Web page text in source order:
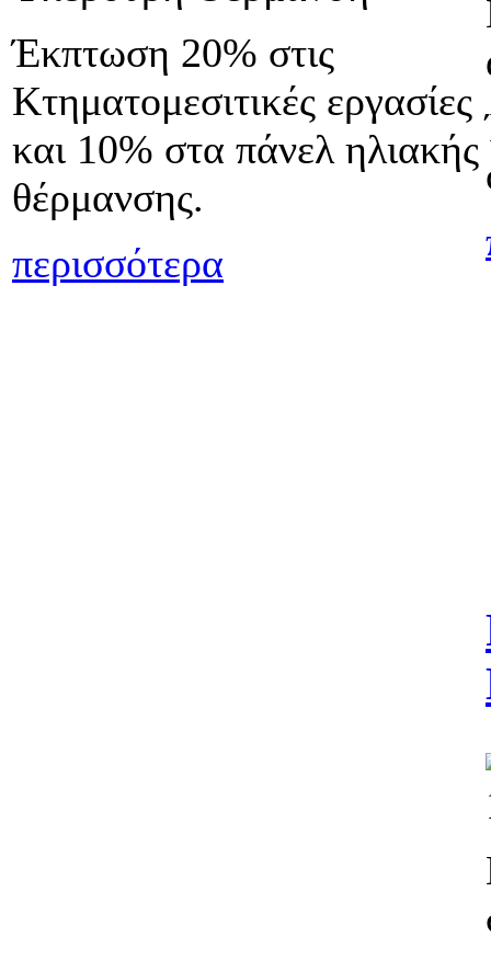
Έκπτωση 20% στις
Κτηματομεσιτικές εργασίες
και 10% στα πάνελ ηλιακής
θέρμανσης.
περισσότερα